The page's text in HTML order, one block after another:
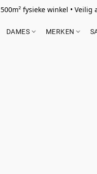
500m² fysieke winkel •
DAMES MERKEN